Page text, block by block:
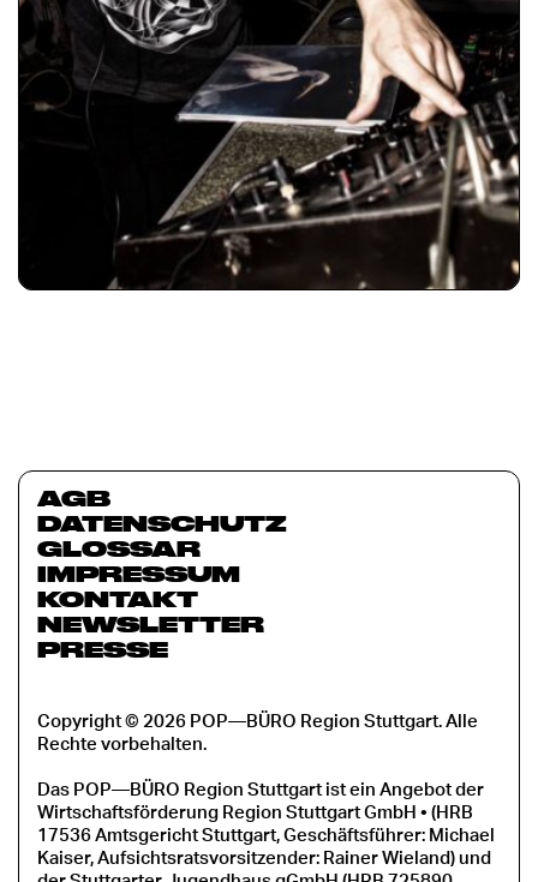
AGB
DATENSCHUTZ
GLOSSAR
IMPRESSUM
KONTAKT
NEWSLETTER
PRESSE
Copyright © 2026 POP—BÜRO Region Stuttgart. Alle
Rechte vorbehalten.
Das POP—BÜRO Region Stuttgart ist ein Angebot der
Wirtschaftsförderung Region Stuttgart GmbH • (HRB
17536 Amtsgericht Stuttgart, Geschäftsführer: Michael
Kaiser, Aufsichtsratsvorsitzender: Rainer Wieland) und